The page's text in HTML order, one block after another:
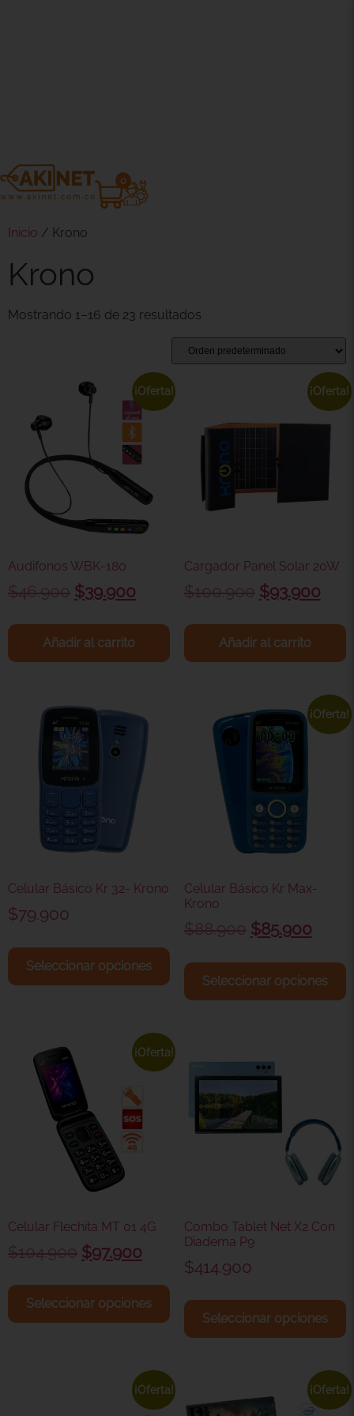
0
Inicio / Krono
Krono
Mostrando 1–16 de 23 resultados
¡Oferta!
Audifonos WBK-180
$46.900 $39.900
Añadir al carrito
¡Oferta!
Cargador Panel Solar 20W
$100.900 $93.900
Añadir al carrito
Celular Básico Kr 32- Krono
$79.900
Seleccionar opciones
¡Oferta!
Celular Básico Kr Max-
Krono
$88.900 $85.900
Seleccionar opciones
¡Oferta!
Celular Flechita MT 01 4G
$104.900 $97.900
Seleccionar opciones
Combo Tablet Net X2 Con
Diadema P9
$414.900
Seleccionar opciones
¡Oferta! ¡Oferta!